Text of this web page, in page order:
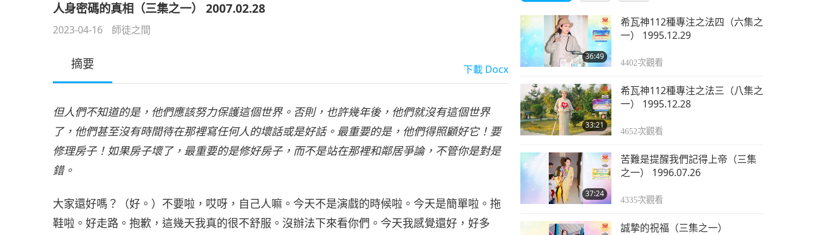
人身密碼的真相（三集之一） 2007.02.28
2023-04-16 師徒之間
摘要 下載 Docx
但人們不知道的是，他們應該努力保護這個世界。否則，也許幾年後，他們就沒有這個世界
了，他們甚至沒有時間待在那裡寫任何人的壞話或是好話。最重要的是，他們得照顧好它！要
修理房子！如果房子壞了，最重要的是修好房子，而不是站在那裡和鄰居爭論，不管你是對是
錯。
大家還好嗎？（好。）不要啦，哎呀，自己人嘛。今天不是演戲的時候啦。今天是簡單啦。拖
鞋啦。好走路。抱歉，這幾天我真的很不舒服。沒辦法下來看你們。今天我感覺還好，好多
36:49
希瓦神112種專注之法四（六集之
一） 1995.12.29
4402次觀看
33:21
希瓦神112種專注之法三（八集之
一） 1995.12.28
4652次觀看
37:24
苦難是提醒我們記得上帝（三集
之一） 1996.07.26
4335次觀看
誠摯的祝福（三集之一）